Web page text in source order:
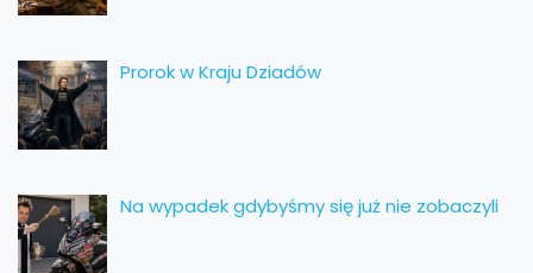
Prorok w Kraju Dziadów
Na wypadek gdybyśmy się już nie zobaczyli